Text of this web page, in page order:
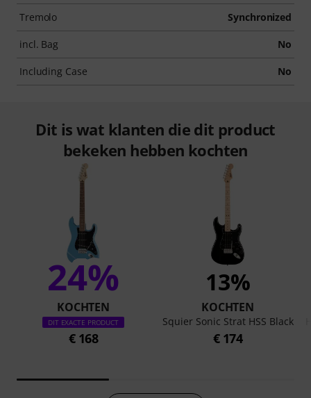
Tremolo Synchronized
incl. Bag No
Including Case No
Dit is wat klanten die dit product
bekeken hebben kochten
24%
KOCHTEN
DIT EXACTE PRODUCT
€ 168
13%
KOCHTEN
Squier Sonic Strat HSS Black
€ 174